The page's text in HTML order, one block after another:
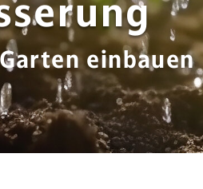
einbauen